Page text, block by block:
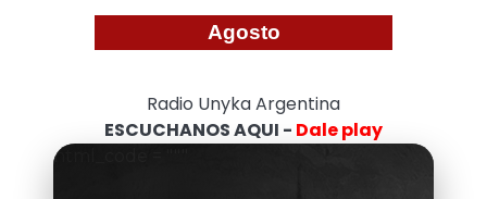
Agosto
Radio Unyka Argentina
ESCUCHANOS AQUI - Dale play